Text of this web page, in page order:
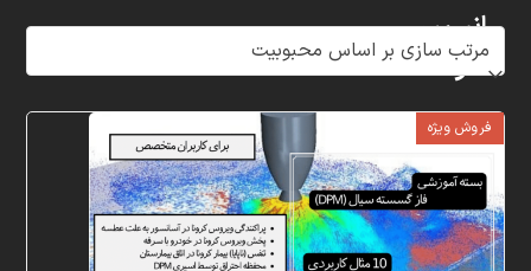
فروش ویژه
انسیس
فلوئنت
شرکت
پردازشگران
مهر،
متخصص